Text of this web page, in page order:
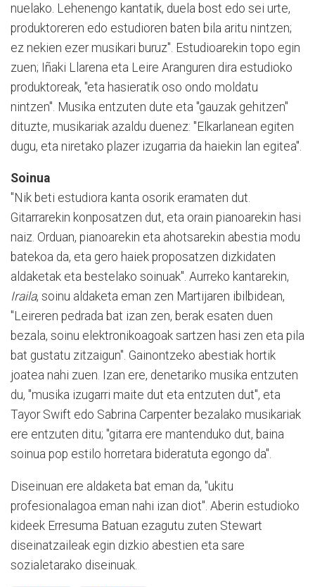
nuelako. Lehenengo kantatik, duela bost edo sei urte,
produktoreren edo estudioren baten bila aritu nintzen;
ez nekien ezer musikari buruz". Estudioarekin topo egin
zuen; Iñaki Llarena eta Leire Aranguren dira estudioko
produktoreak, "eta hasieratik oso ondo moldatu
nintzen". Musika entzuten dute eta "gauzak gehitzen"
dituzte, musikariak azaldu duenez: "Elkarlanean egiten
dugu, eta niretako plazer izugarria da haiekin lan egitea".
Soinua
"Nik beti estudiora kanta osorik eramaten dut.
Gitarrarekin konposatzen dut, eta orain pianoarekin hasi
naiz. Orduan, pianoarekin eta ahotsarekin abestia modu
batekoa da, eta gero haiek proposatzen dizkidaten
aldaketak eta bestelako soinuak". Aurreko kantarekin,
Iraila, soinu aldaketa eman zen Martijaren ibilbidean,
"Leireren pedrada bat izan zen, berak esaten duen
bezala, soinu elektronikoagoak sartzen hasi zen eta pila
bat gustatu zitzaigun". Gainontzeko abestiak hortik
joatea nahi zuen. Izan ere, denetariko musika entzuten
du, "musika izugarri maite dut eta entzuten dut", eta
Tayor Swift edo Sabrina Carpenter bezalako musikariak
ere entzuten ditu; "gitarra ere mantenduko dut, baina
soinua pop estilo horretara bideratuta egongo da".
Diseinuan ere aldaketa bat eman da, "ukitu
profesionalagoa eman nahi izan diot". Aberin estudioko
kideek Erresuma Batuan ezagutu zuten Stewart
diseinatzaileak egin dizkio abestien eta sare
sozialetarako diseinuak.